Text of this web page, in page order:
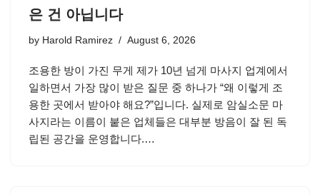
은 건 아닙니다
by Harold Ramirez August 6, 2026
조용한 방이 가진 무게 제가 10년 넘게 마사지 업계에서
일하면서 가장 많이 받은 질문 중 하나가 “왜 이렇게 조
용한 곳에서 받아야 해요?”입니다. 실제로 암실소문 마
사지라는 이름이 붙은 업체들은 대부분 방음이 잘 된 독
립된 공간을 운영합니다.…